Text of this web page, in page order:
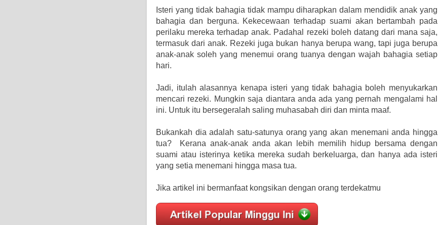
Isteri yang tidak bahagia tidak mampu diharapkan dalam mendidik anak yang
bahagia dan berguna. Kekecewaan terhadap suami akan bertambah pada
perilaku mereka terhadap anak. Padahal rezeki boleh datang dari mana saja,
termasuk dari anak. Rezeki juga bukan hanya berupa wang, tapi juga berupa
anak-anak soleh yang menemui orang tuanya dengan wajah bahagia setiap
hari.
Jadi, itulah alasannya kenapa isteri yang tidak bahagia boleh menyukarkan
mencari rezeki. Mungkin saja diantara anda ada yang pernah mengalami hal
ini. Untuk itu bersegeralah saling muhasabah diri dan minta maaf.
Bukankah dia adalah satu-satunya orang yang akan menemani anda hingga
tua? Kerana anak-anak anda akan lebih memilih hidup bersama dengan
suami atau isterinya ketika mereka sudah berkeluarga, dan hanya ada isteri
yang setia menemani hingga masa tua.
Jika artikel ini bermanfaat kongsikan dengan orang terdekatmu